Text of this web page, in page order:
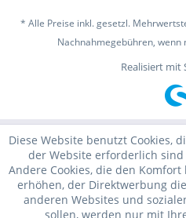
* Alle Preise inkl. gesetzl.
Nachnahmegebühren,
Realisiert mit
Diese Website benutzt Cookies,
der Website erforderlich
Andere Cookies, die den
erhöhen, der Direktwerbung
anderen Websites und
sollen, werden nur mit